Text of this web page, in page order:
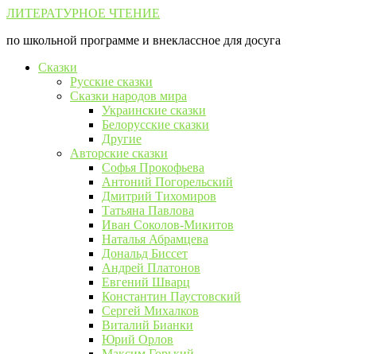
Перейти
контенту
ЛИТЕРАТУРНОЕ ЧТЕНИЕ
по школьной программе и внеклассное для досуга
Сказки
Русские сказки
Сказки народов мира
Украинские сказки
Белорусские сказки
Другие
Авторские сказки
Софья Прокофьева
Антоний Погорельский
Дмитрий Тихомиров
Татьяна Павлова
Иван Соколов-Микитов
Наталья Абрамцева
Дональд Биссет
Андрей Платонов
Евгений Шварц
Константин Паустовский
Сергей Михалков
Виталий Бианки
Юрий Орлов